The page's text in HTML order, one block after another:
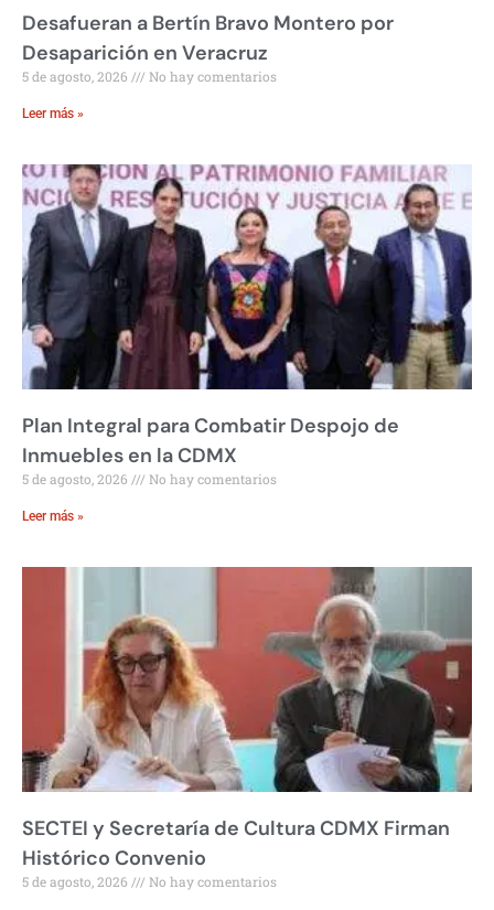
Desafueran a Bertín Bravo Montero por
Desaparición en Veracruz
5 de agosto, 2026 No hay comentarios
Leer más »
Plan Integral para Combatir Despojo de
Inmuebles en la CDMX
5 de agosto, 2026 No hay comentarios
Leer más »
SECTEI y Secretaría de Cultura CDMX Firman
Histórico Convenio
5 de agosto, 2026 No hay comentarios